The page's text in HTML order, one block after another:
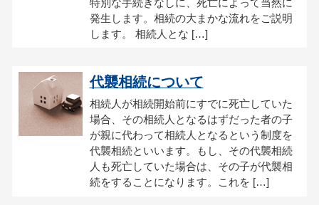
発生します。相続の大まかな流れをご説明
します。 相続人とな […]
代襲相続について
相続人が相続開始前にすでに死亡していた
場合、その相続人となるはずだった者の子
が親に代わって相続人となるという制度を
代襲相続といいます。もし、その代襲相続
人も死亡していた場合は、その子が代襲相
続をすることになります。これを […]